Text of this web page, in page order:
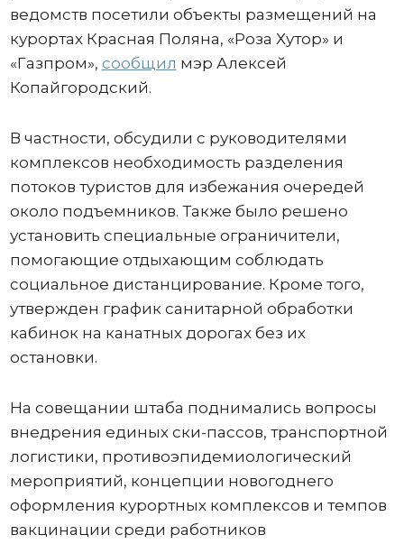
ведомств посетили объекты размещений на
курортах Красная Поляна, «Роза Хутор» и
«Газпром», сообщил мэр Алексей
Копайгородский.
В частности, обсудили с руководителями
комплексов необходимость разделения
потоков туристов для избежания очередей
около подъемников. Также было решено
установить специальные ограничители,
помогающие отдыхающим соблюдать
социальное дистанцирование. Кроме того,
утвержден график санитарной обработки
кабинок на канатных дорогах без их
остановки.
На совещании штаба поднимались вопросы
внедрения единых ски-пассов, транспортной
логистики, противоэпидемиологический
мероприятий, концепции новогоднего
оформления курортных комплексов и темпов
вакцинации среди работников